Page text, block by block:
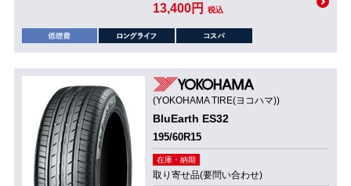
13,400円 税込
(YOKOHAMA TIRE(ヨコハマ))
BluEarth ES32
195/60R15
在庫・納期
取り寄せ品(要問い合わせ)